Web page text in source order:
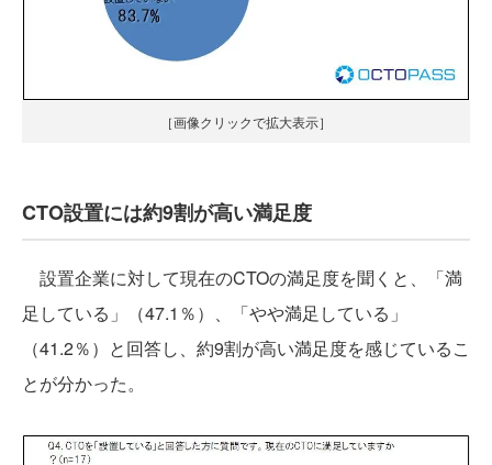
［画像クリックで拡大表示］
CTO設置には約9割が高い満足度
設置企業に対して現在のCTOの満足度を聞くと、「満
足している」（47.1％）、「やや満足している」
（41.2％）と回答し、約9割が高い満足度を感じているこ
とが分かった。